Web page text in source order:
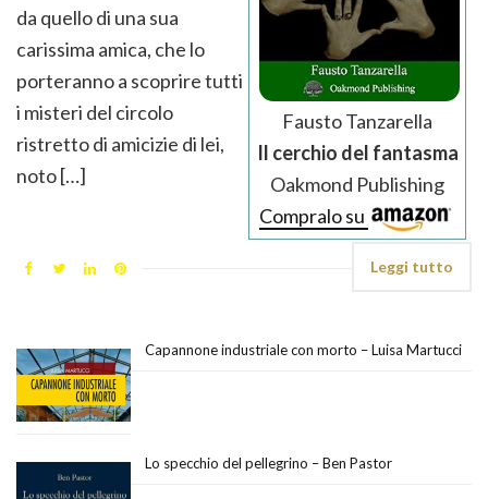
Fausto Tanzarella
Il cerchio del fantasma
Oakmond Publishing
Compralo su
da quello di una sua
carissima amica, che lo
porteranno a scoprire tutti
i misteri del circolo
ristretto di amicizie di lei,
noto […]
Leggi tutto
Capannone industriale con morto – Luisa Martucci
Lo specchio del pellegrino – Ben Pastor